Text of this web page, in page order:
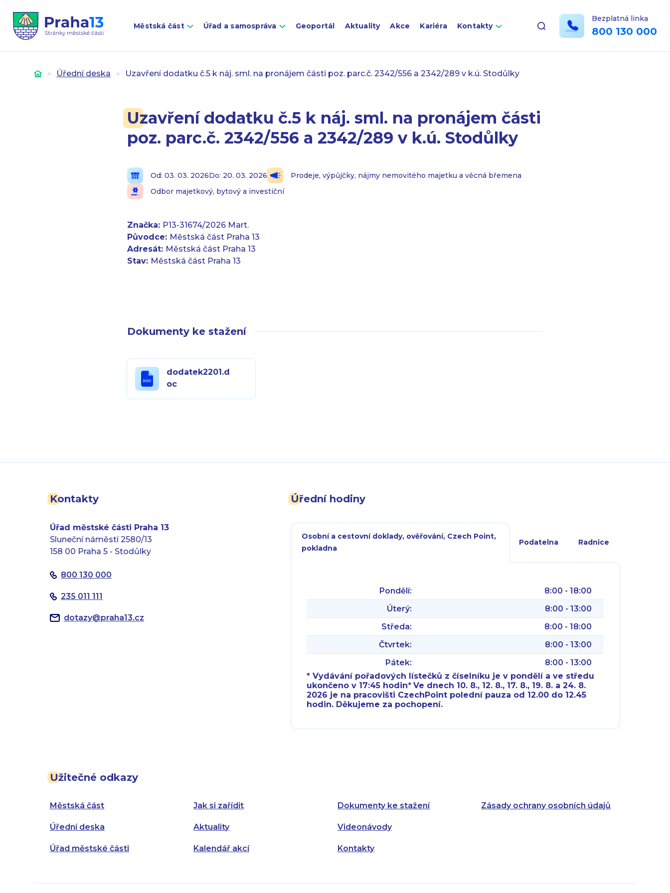
Městská část Úřad a samospráva Geoportál Aktuality Akce Kariéra Kontakty
Bezplatná linka
800 130 000
Úvod Úřední deska Uzavření dodatku č.5 k náj. sml. na pronájem části poz. parc.č. 2342/556 a 2342/289 v k.ú. Stodůlky
Uzavření dodatku č.5 k náj. sml. na pronájem části
poz. parc.č. 2342/556 a 2342/289 v k.ú. Stodůlky
Od: 03. 03. 2026Do: 20. 03. 2026
Prodeje, výpůjčky, nájmy nemovitého majetku a věcná břemena
Odbor majetkový, bytový a investiční
Značka: P13-31674/2026 Mart.
Původce: Městská část Praha 13
Adresát: Městská část Praha 13
Stav: Městská část Praha 13
Dokumenty ke stažení
dodatek2201.d
oc
Kontakty
Úřad městské části Praha 13
Sluneční náměstí 2580/13
158 00 Praha 5 - Stodůlky
800 130 000
235 011 111
dotazy@praha13.cz
Užitečné odkazy
Městská část
Úřední deska
Úřad městské části
Jak si zařídit
Aktuality
Kalendář akcí
Dokumenty ke stažení
Videonávody
Kontakty
Zásady ochrany osobních údajů
Úřední hodiny
Osobní a cestovní doklady, ověřování, Czech Point,
pokladna
Podatelna Radnice
Pondělí:
8:00 - 18:00
Úterý:
8:00 - 13:00
Středa:
8:00 - 18:00
Čtvrtek:
8:00 - 13:00
Pátek:
8:00 - 13:00
* Vydávání pořadových lístečků z číselníku je v pondělí a ve středu
ukončeno v 17:45 hodin*Ve dnech 10. 8., 12. 8., 17. 8., 19. 8. a 24. 8.
2026 je na pracovišti CzechPoint polední pauza od 12.00 do 12.45
hodin. Děkujeme za pochopení.
Pátek:
8:00 - 14:30